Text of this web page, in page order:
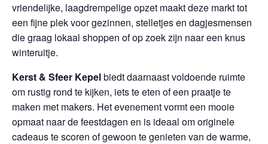
vriendelijke, laagdrempelige opzet maakt deze markt tot
een fijne plek voor gezinnen, stelletjes en dagjesmensen
die graag lokaal shoppen of op zoek zijn naar een knus
winteruitje.
Kerst & Sfeer Kepelbiedt daarnaast voldoende ruimte
om rustig rond te kijken, iets te eten of een praatje te
maken met makers. Het evenement vormt een mooie
opmaat naar de feestdagen en is ideaal om originele
cadeaus te scoren of gewoon te genieten van de warme,